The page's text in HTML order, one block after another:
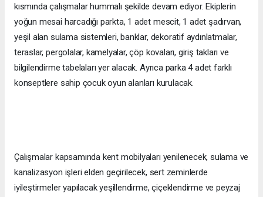
kısmında çalışmalar hummalı şekilde devam ediyor. Ekiplerin
yoğun mesai harcadığı parkta, 1 adet mescit, 1 adet şadırvan,
yeşil alan sulama sistemleri, banklar, dekoratif aydınlatmalar,
teraslar, pergolalar, kamelyalar, çöp kovaları, giriş takları ve
bilgilendirme tabelaları yer alacak. Ayrıca parka 4 adet farklı
konseptlere sahip çocuk oyun alanları kurulacak.
Çalışmalar kapsamında kent mobilyaları yenilenecek, sulama ve
kanalizasyon işleri elden geçirilecek, sert zeminlerde
iyileştirmeler yapılacak yeşillendirme, çiçeklendirme ve peyzaj